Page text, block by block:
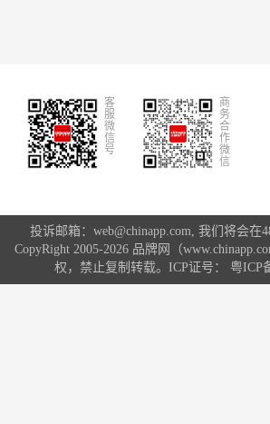
客
服
微
信
号
商
务
合
作
微
信
投诉邮箱：web@chinapp.com, 我们将会在
CopyRight 2005-2026 品牌网（
权，禁止复制转载。ICP证号： 粤ICP